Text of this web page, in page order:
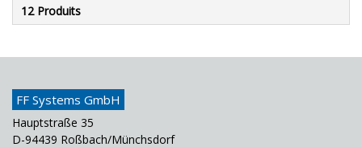
12 Produits
FF Systems GmbH
Hauptstraße 35
D-94439 Roßbach/Münchsdorf